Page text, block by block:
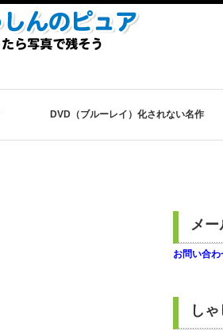
DVD（ブルーレイ）化されない名作
メー
お問い合
し